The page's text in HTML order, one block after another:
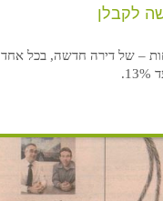
לקבלן
– של דירה חדשה, בכל אחד